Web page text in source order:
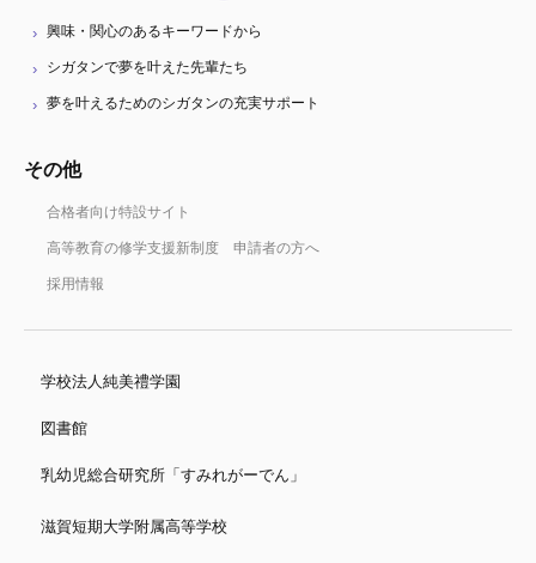
興味・関心のあるキーワードから
シガタンで夢を叶えた先輩たち
夢を叶えるためのシガタンの充実サポート
その他
合格者向け特設サイト
高等教育の修学支援新制度 申請者の方へ
採用情報
学校法人純美禮学園
図書館
乳幼児総合研究所「すみれがーでん」
滋賀短期大学附属高等学校